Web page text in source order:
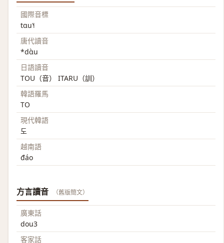
國際音標
tɑu˥˧
唐代讀音
*dɑ̀u
日語讀音
TOU（音） ITARU（訓）
韓語羅馬
TO
現代韓語
도
越南語
đáo
方言讀音 （舊版簡文）
廣東話
dou3
客家話